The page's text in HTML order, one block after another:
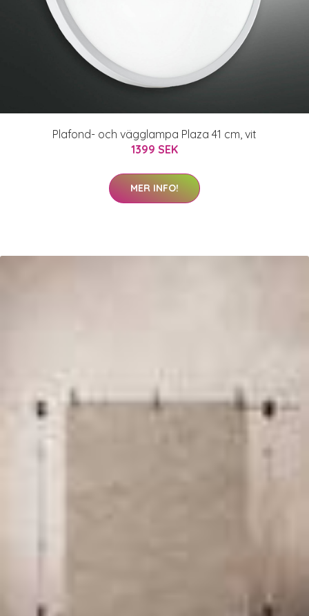
Plafond- och vägglampa Plaza 41 cm, vit
1399 SEK
MER INFO!